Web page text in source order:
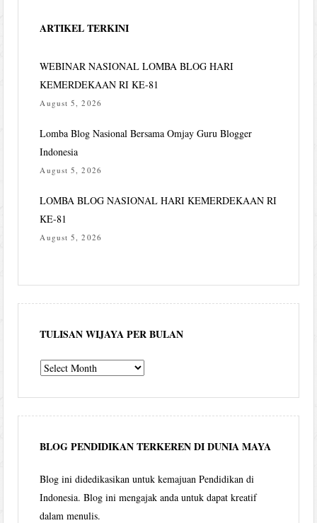
ARTIKEL TERKINI
WEBINAR NASIONAL LOMBA BLOG HARI
KEMERDEKAAN RI KE-81
August 5, 2026
Lomba Blog Nasional Bersama Omjay Guru Blogger
Indonesia
August 5, 2026
LOMBA BLOG NASIONAL HARI KEMERDEKAAN RI
KE-81
August 5, 2026
TULISAN WIJAYA PER BULAN
Tulisan
per
bulan
BLOG PENDIDIKAN TERKEREN DI DUNIA MAYA
Blog ini didedikasikan untuk kemajuan Pendidikan di
Indonesia. Blog ini mengajak anda untuk dapat kreatif
dalam menulis.